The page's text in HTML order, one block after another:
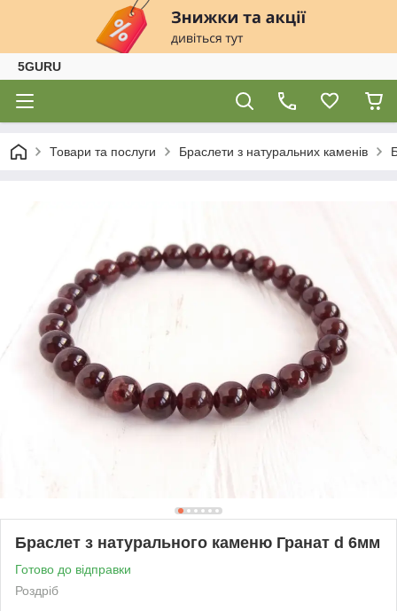
5GURU
Товари та послуги Браслети з натуральних каменів
Браслет з натурального каменю Гранат d 6мм
Готово до відправки
Роздріб